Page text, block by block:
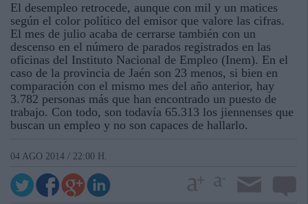
El desempleo retrocede, aunque con mil y un matices
según el color político del emisor que valore las cifras.
El mes de julio acaba de cerrarse también con un
descenso en el número de parados registrados en las
oficinas del Instituto Nacional de Empleo (Inem). En el
caso de la provincia de Jaén son 23 menos, si bien en
comparación con el mismo mes del año anterior, hay
3.782 personas más que han encontrado un puesto de
trabajo. Con todo, son todavía 65.313 los jiennenses que
buscan un empleo y no son capaces de hallarlo.
04 AGO 2014 / 22:00 H.